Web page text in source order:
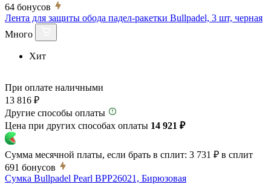
64 бонусов
Лента для защиты обода падел-ракетки Bullpadel, 3 шт, черная
Много
Хит
При оплате наличными
13 816 ₽
Другие способы оплаты
Цена при других способах оплаты 14 921 ₽
Сумма месячной платы, если брать в сплит: 3 731 ₽ в сплит
691 бонусов
Сумка Bullpadel Pearl BPP26021, Бирюзовая